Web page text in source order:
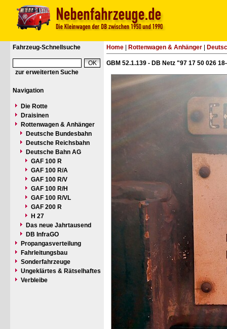
Fahrzeug-Schnellsuche
zur erweiterten Suche
Navigation
Die Rotte
Draisinen
Rottenwagen & Anhänger
Deutsche Bundesbahn
Deutsche Reichsbahn
Deutsche Bahn AG
GAF 100 R
GAF 100 R/A
GAF 100 R/V
GAF 100 R/H
GAF 100 R/VL
GAF 200 R
H 27
Das neue Jahrtausend
DB InfraGO
Propangasverteilung
Fahrleitungsbau
Sonderfahrzeuge
Ungeklärtes & Rätselhaftes
Verbleibe
Home Rottenwagen & Anhänger
GBM 52.1.139 - DB Netz "97 17 50 026